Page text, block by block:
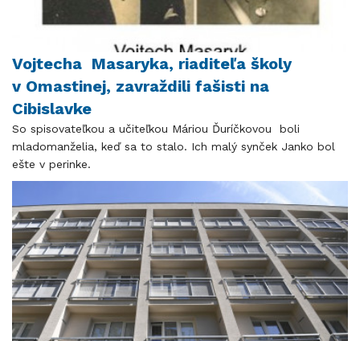
Vojtecha Masaryka, riaditeľa školy
v Omastinej, zavraždili fašisti na
Cibislavke
So spisovateľkou a učiteľkou Máriou Ďuríčkovou boli
mladomanželia, keď sa to stalo. Ich malý synček Janko bol
ešte v perinke.